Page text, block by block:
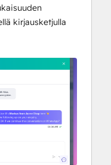
kirjausketjulla